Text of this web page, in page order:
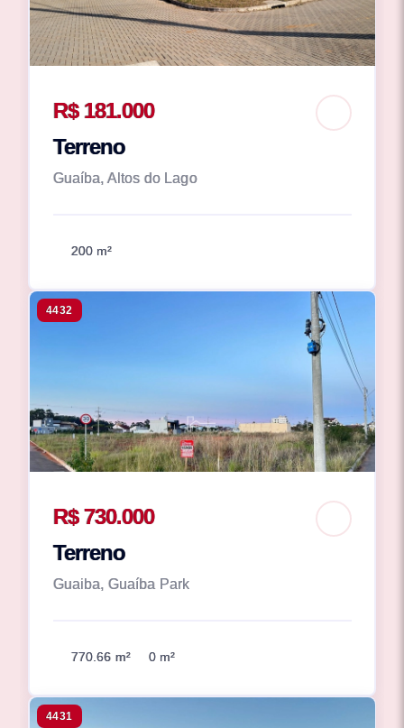
R$ 181.000
Terreno
Guaíba, Altos do Lago
200 m²
4432
R$ 730.000
Terreno
Guaiba, Guaíba Park
770.66 m² 0 m²
4431